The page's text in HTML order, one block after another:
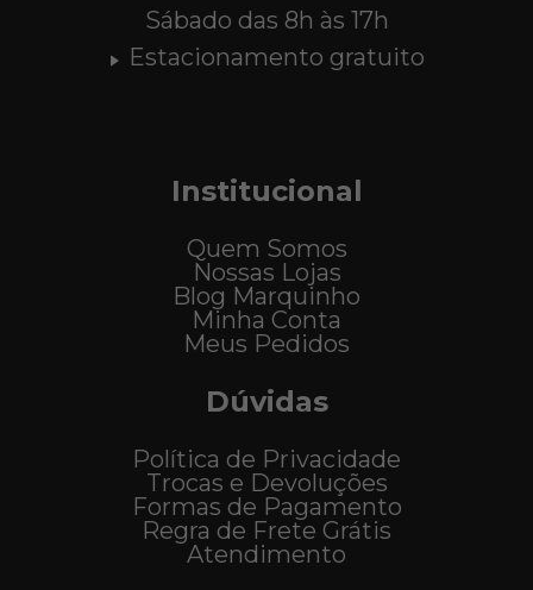
Sábado das 8h às 17h
Estacionamento gratuito
Institucional
Quem Somos
Nossas Lojas
Blog Marquinho
Minha Conta
Meus Pedidos
Dúvidas
Política de Privacidade
Trocas e Devoluções
Formas de Pagamento
Regra de Frete Grátis
Atendimento